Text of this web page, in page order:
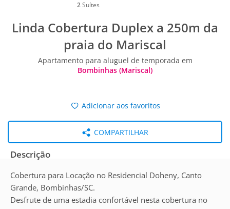
2 Suítes
Linda Cobertura Duplex a 250m da
praia do Mariscal
Apartamento para aluguel de temporada em
Bombinhas (Mariscal)
Adicionar aos favoritos
COMPARTILHAR
Descrição
Cobertura para Locação no Residencial Doheny, Canto
Grande, Bombinhas/SC.
Desfrute de uma estadia confortável nesta cobertura no